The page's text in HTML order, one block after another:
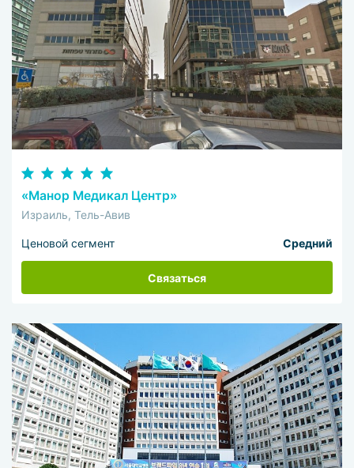
«Манор Медикал Центр»
Израиль, Тель-Авив
Ценовой сегмент Средний
Связаться